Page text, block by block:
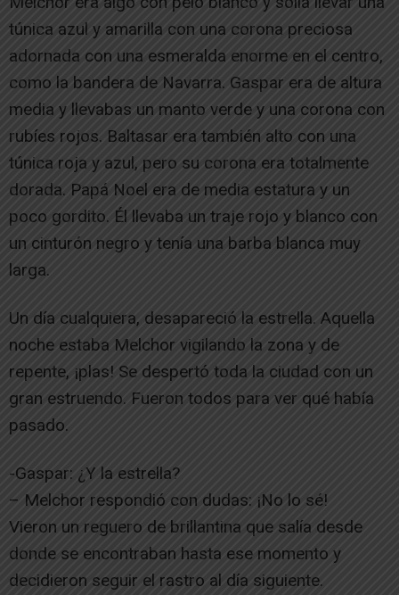
túnica azul y amarilla con una corona preciosa
adornada con una esmeralda enorme en el centro,
como la bandera de Navarra. Gaspar era de altura
media y llevabas un manto verde y una corona con
rubíes rojos. Baltasar era también alto con una
túnica roja y azul, pero su corona era totalmente
dorada. Papá Noel era de media estatura y un
poco gordito. Él llevaba un traje rojo y blanco con
un cinturón negro y tenía una barba blanca muy
larga.
Un día cualquiera, desapareció la estrella. Aquella
noche estaba Melchor vigilando la zona y de
repente, ¡plas! Se despertó toda la ciudad con un
gran estruendo. Fueron todos para ver qué había
pasado.
-Gaspar: ¿Y la estrella?
– Melchor respondió con dudas: ¡No lo sé!
Vieron un reguero de brillantina que salía desde
donde se encontraban hasta ese momento y
decidieron seguir el rastro al día siguiente.